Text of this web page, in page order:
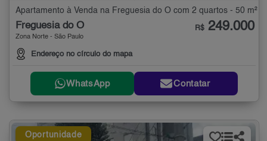
Apartamento à Venda na Freguesia do Ó com 2 quartos - 50 m²
Freguesia do Ó
Zona Norte - São Paulo
Endereço no círculo do mapa
R$ 249.000
WhatsApp Contatar
Oportunidade